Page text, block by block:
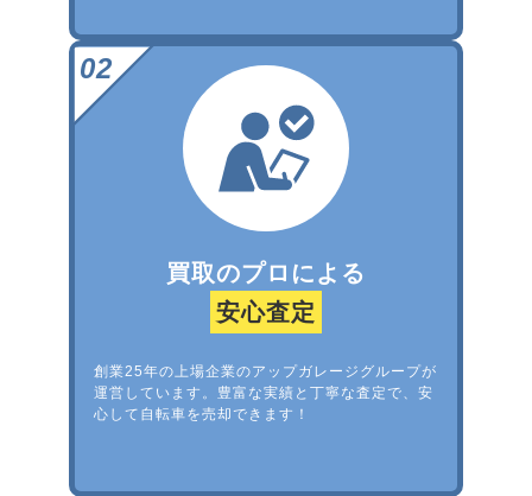
買取のプロによる
安心査定
創業25年の上場企業のアップガレージグループが
運営しています。豊富な実績と丁寧な査定で、安
心して自転車を売却できます！